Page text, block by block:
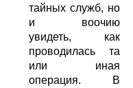
тайных служб, но
и воочию
увидеть, как
проводилась та
или иная
операция. В